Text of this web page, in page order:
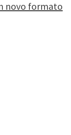
novo formato